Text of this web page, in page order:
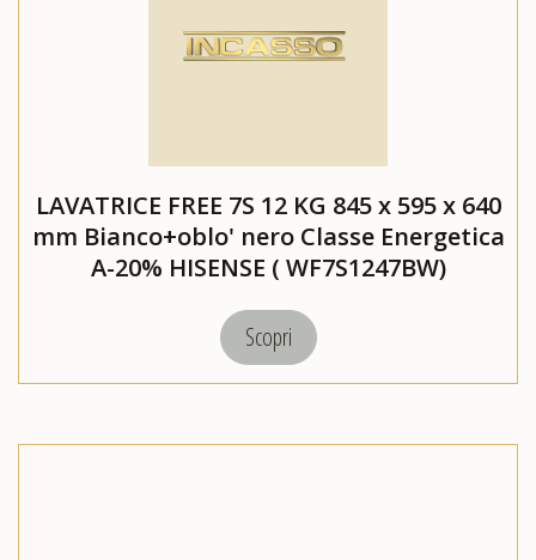
LAVATRICE FREE 7S 12 KG 845 x 595 x 640
mm Bianco+oblo' nero Classe Energetica
A-20% HISENSE ( WF7S1247BW)
Scopri